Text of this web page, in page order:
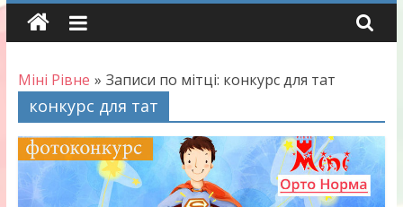
Skip
Міні Рівне » Записи по мітці: конкурс для тат
конкурс для тат